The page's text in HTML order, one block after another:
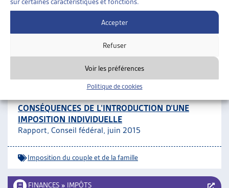
Accepter
Refuser
Voir les préférences
Politique de cookies
RÉGULARISATION
Canton de Neuchâtel, communiqué, janv. 2016
IMPOSITION DU COUPLE ET
CONSÉQUENCES DE L’INTRODUCTION D’UNE
IMPOSITION INDIVIDUELLE
Rapport, Conseil fédéral, juin 2015
Imposition du couple et de la famille
FINANCES » IMPÔTS